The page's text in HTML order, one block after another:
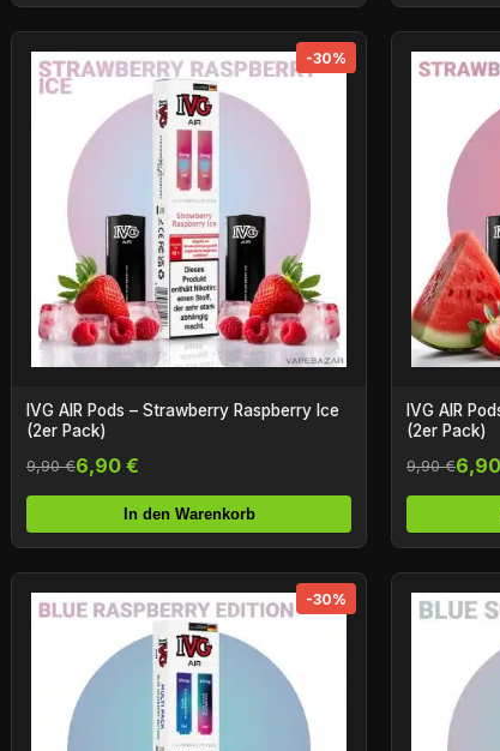
-30%
IVG AIR Pods – Strawberry Raspberry Ice
(2er Pack)
9,90 €6,90 €
In den Warenkorb
IVG AIR
(2er Pack)
9,90 €
-30%